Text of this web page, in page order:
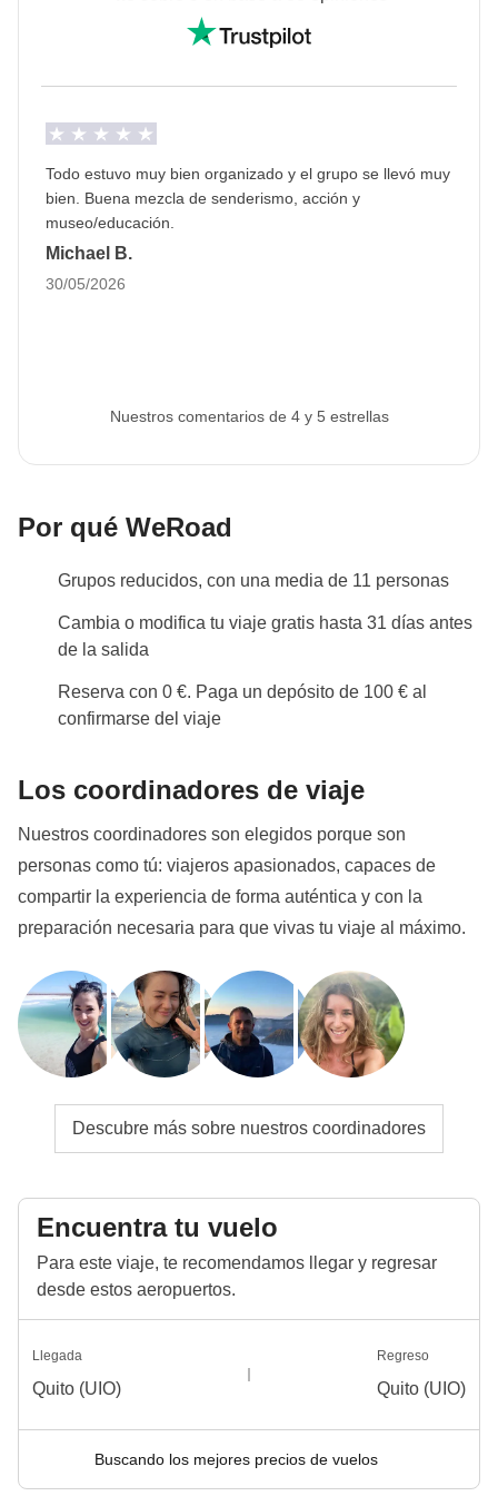
falta de agua en las centrales hidroeléctricas del país.
Ver todos los detalles
Todo estuvo muy bien organizado y el grupo se llevó muy
bien. Buena mezcla de senderismo, acción y
museo/educación.
Michael B.
30/05/2026
Nuestros comentarios de 4 y 5 estrellas
Por qué WeRoad
Grupos reducidos, con una media de 11 personas
Cambia o modifica tu viaje gratis hasta 31 días antes
de la salida
Reserva con 0 €. Paga un depósito de 100 € al
confirmarse del viaje
Los coordinadores de viaje
Nuestros coordinadores son elegidos porque son
personas como tú: viajeros apasionados, capaces de
compartir la experiencia de forma auténtica y con la
preparación necesaria para que vivas tu viaje al máximo.
Descubre más sobre nuestros coordinadores
Encuentra tu vuelo
Para este viaje, te recomendamos llegar y regresar
desde estos aeropuertos.
Llegada
Quito (UIO)
Regreso
Quito (UIO)
Buscando los mejores precios de vuelos